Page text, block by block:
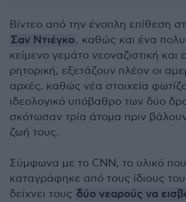
Βίντεο από την ένοπλη επίθεση
Σαν Ντιέγκο, καθώς και ένα
κείμενο γεμάτο νεοναζιστική και
ρητορική, εξετάζουν πλέον οι
αρχές, καθώς νέα στοιχεία
ιδεολογικό υπόβαθρο των δύο
σκότωσαν τρία άτομα πριν
ζωή τους.
Σύμφωνα με το CNN, το υλικό που
καταγράφηκε από τους ίδιους
δείχνει τους δύο νεαρούς να